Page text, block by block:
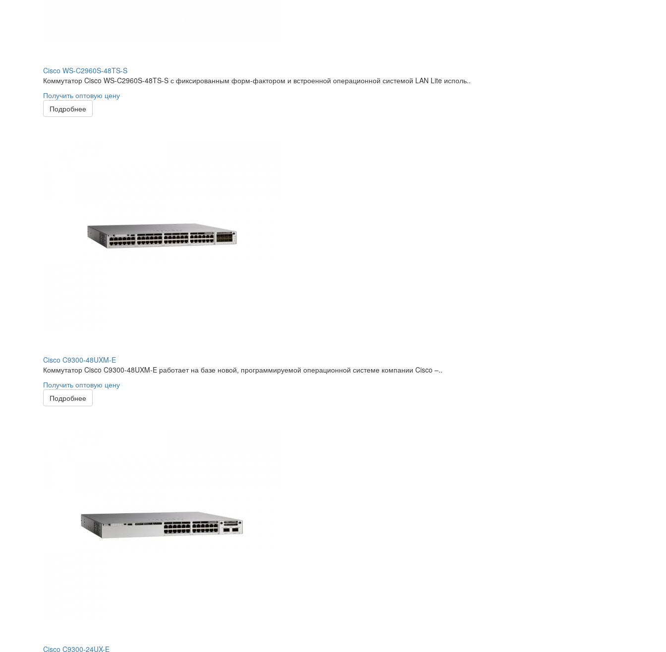
Cisco WS-C2960S-48TS-S
Коммутатор Cisco WS-C2960S-48TS-S с фиксированным форм-фактором и встроенной операционной системой LAN Lite исполь..
Получить оптовую цену
Подробнее
Cisco C9300-48UXM-E
Коммутатор Cisco C9300-48UXM-E работает на базе новой, программируемой операционной системе компании Cisco –..
Получить оптовую цену
Подробнее
Cisco C9300-24UX-E